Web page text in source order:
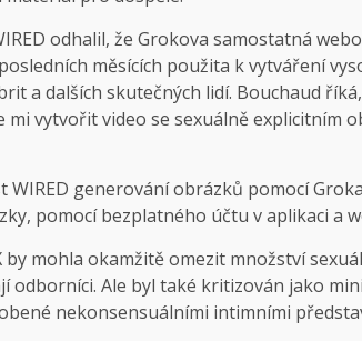
odhalil, že Grokova samostatná
měsících použita k vytváření
a dalších skutečných lidí. Bouchaud
mi vytvořit video se sexuálně explicitním
WIRED generování obrázků pomocí
pomocí bezplatného účtu v aplikaci a
by mohla okamžitě omezit množství
odborníci. Ale byl také kritizován jako
nekonsensuálními intimními